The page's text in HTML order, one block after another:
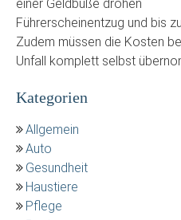
einer Geldbuße drohen
Führerscheinentzug und bis
Zudem müssen die Kosten
Unfall komplett selbst
Kategorien
Allgemein
Auto
Gesundheit
Haustiere
Pflege